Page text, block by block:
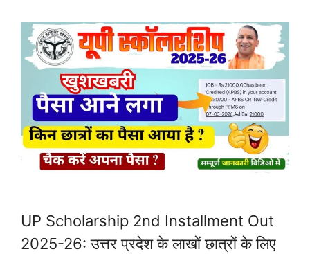
UP Scholarship 2nd Installment Out
2025-26: उत्तर प्रदेश के लाखों छात्रों के लिए